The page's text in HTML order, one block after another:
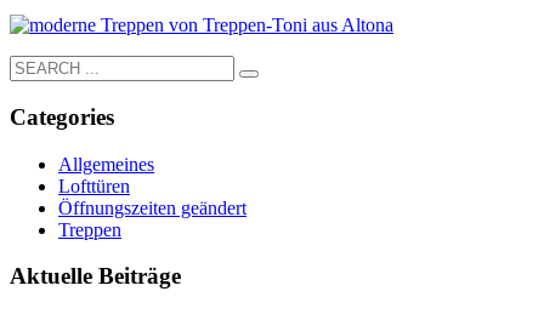
Categories
Allgemeines
Lofttüren
Öffnungszeiten geändert
Treppen
Aktuelle Beiträge